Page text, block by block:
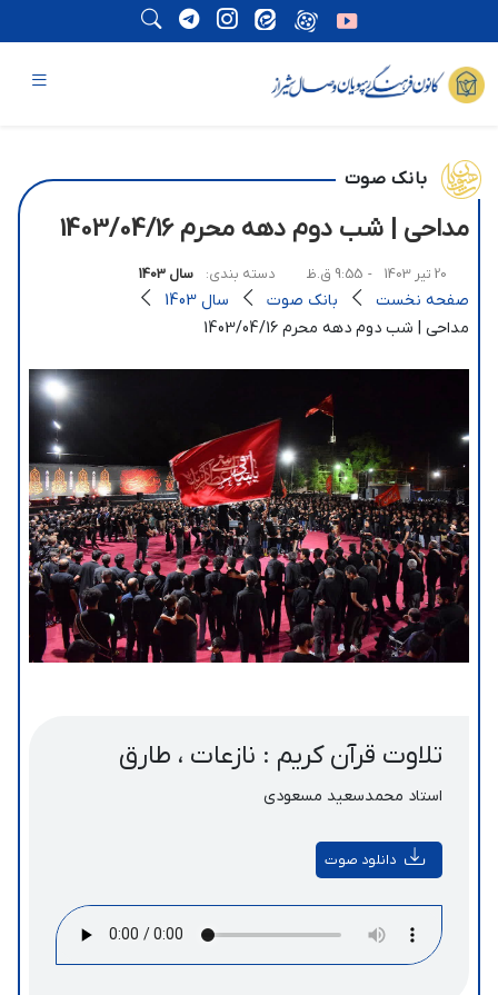
بانک صوت
مداحی | شب دوم دهه محرم 1403/04/16
20 تیر 1403 - 9:55 ق.ظ دسته بندی: سال 1403
صفحه نخست بانک صوت
سال 1403
مداحی | شب دوم دهه محرم 1403/04/16
تلاوت قرآن کریم : نازعات ، طارق
استاد محمدسعید مسعودی
دانلود صوت